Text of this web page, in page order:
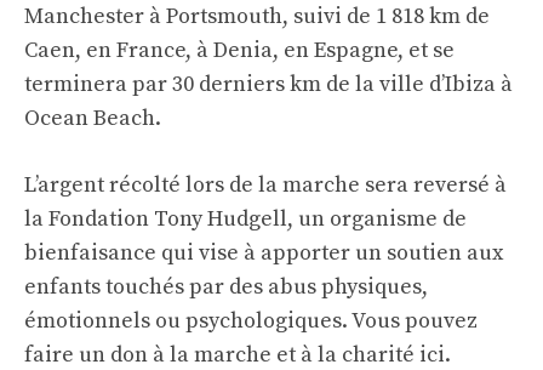
Manchester à Portsmouth, suivi de 1 818 km de
Caen, en France, à Denia, en Espagne, et se
terminera par 30 derniers km de la ville d’Ibiza à
Ocean Beach.
L’argent récolté lors de la marche sera reversé à
la Fondation Tony Hudgell, un organisme de
bienfaisance qui vise à apporter un soutien aux
enfants touchés par des abus physiques,
émotionnels ou psychologiques. Vous pouvez
faire un don à la marche et à la charité ici.